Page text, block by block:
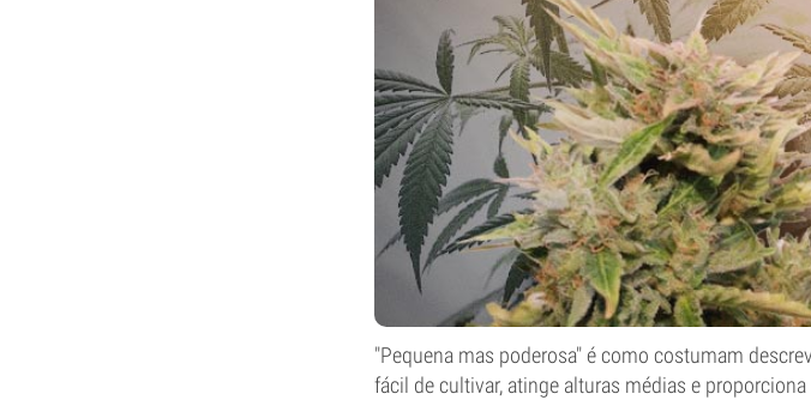
"Pequena mas poderosa" é como costumam
fácil de cultivar, atinge alturas médias e